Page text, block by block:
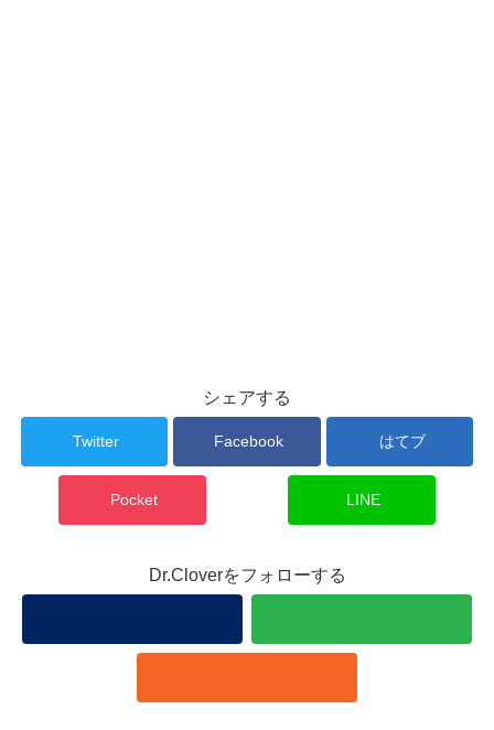
シェアする
Twitter Facebook はてブ
Pocket LINE
Dr.Cloverをフォローする